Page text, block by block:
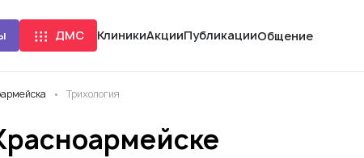
ДМС КлиникиАкцииПубликацииОбщение
Трихология